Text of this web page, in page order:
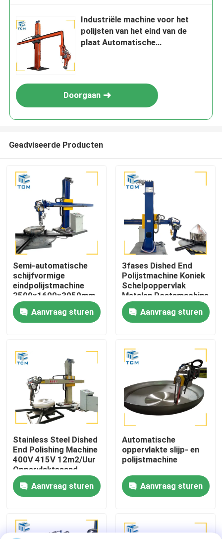
Huis
Producten
Over ons
Kwaliteitscontrole
Neem contact met ons op
Nieuws
Gevallen
Tankpoetsmachine
Industriële machine voor het
polijsten van het eind van de
plaat Automatische
Doorgaan
Geadviseerde Producten
Semi-automatische
schijfvormige
eindpolijstmachine
3500x1600x3050mm
2500 kg met een
efficiëntie van 8-12m2
per uur
Aanvraag sturen
3fases Dished End
Polijstmachine Koniek
Schelpoppervlak
Metalen Poetsmachine
Aanvraag sturen
Stainless Steel Dished
End Polishing Machine
400V 415V 12m2/Uur
Oppervlaktesand
Aanvraag sturen
Automatische
oppervlakte slijp- en
polijstmachine
Aanvraag sturen